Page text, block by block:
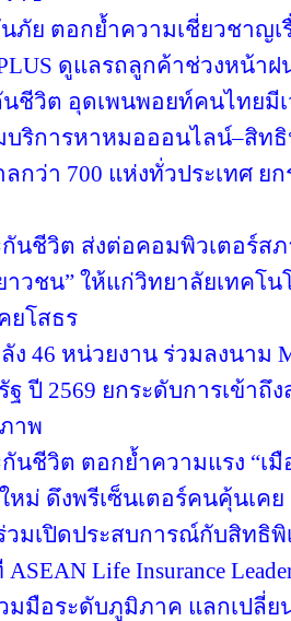
ภัย ตอกย้ำความเชี่ยวชาญเ
ดูแลรถลูกค้าช่วงหน้า
ชีวิต อุดเพนพอยท์คนไทยมีเ
มบริการหาหมอออนไลน์–สิ
ลกว่า 700 แห่งทั่วประเทศ
กันชีวิต ส่งต่อคอมพิวเตอร์ส
าวชน” ให้แก่วิทยาลัยเทคโ
ยโสธร
46 หน่วยงาน ร่วมลงนาม
ปี 2569 ยกระดับการเข้าถึ
าพ
กันชีวิต ตอกย้ำความแรง “เ
ม่ ดึงพรีเซ็นเตอร์คนคุ้นเค
วมเปิดประสบการณ์กับสิทธิ
Life Insurance
มมือระดับภูมิภาค แลกเปลี่